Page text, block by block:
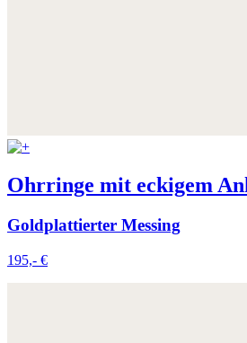
Ohrringe mit eckigem
Goldplattierter Messing
195,- €